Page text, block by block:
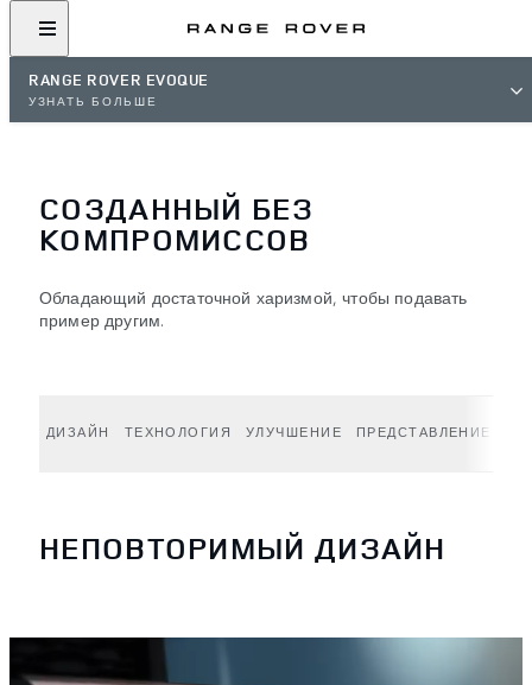
RANGE ROVER EVOQUE
УЗНАТЬ БОЛЬШЕ
СОЗДАННЫЙ БЕЗ
КОМПРОМИССОВ
Обладающий достаточной харизмой, чтобы подавать
пример другим.
ДИЗАЙН ТЕХНОЛОГИЯ УЛУЧШЕНИЕ ПРЕДСТАВЛЕНИЕ
НЕПОВТОРИМЫЙ ДИЗАЙН